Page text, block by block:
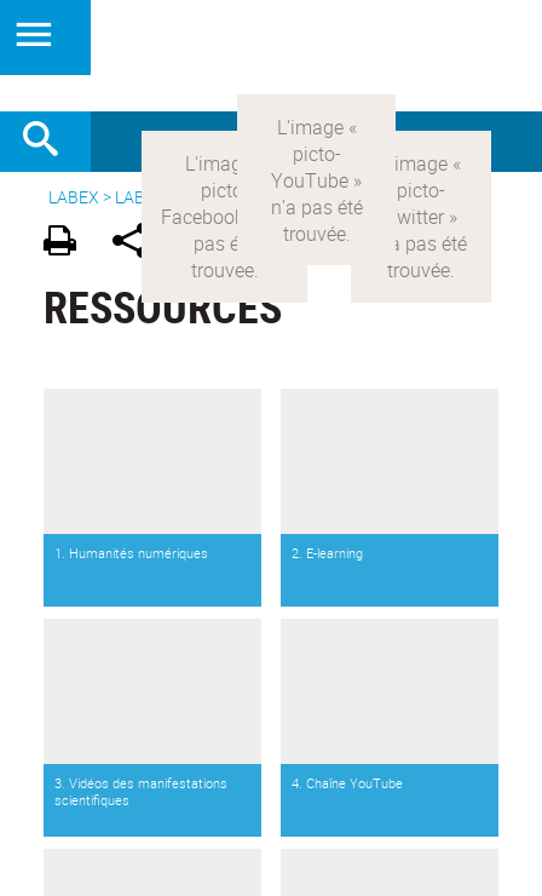
LABEX > LABEX COMOD> Version française Ressources
RESSOURCES
1. Humanités numériques 2. E-learning
3. Vidéos des manifestations
scientifiques
4. Chaîne YouTube